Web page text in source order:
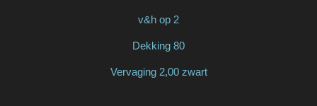
v&h op 2
Dekking 80
Vervaging 2,00 zwart